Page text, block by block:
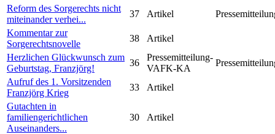
Reform des Sorgerechts nicht
miteinander verhei...
37 Artikel
Kommentar zur
Sorgerechtsnovelle
38
Artikel
Herzlichen Glückwunsch zum
Geburtstag, Franzjörg!
36
Pressemitteilung-
VAFK-KA
Aufruf des 1. Vorsitzenden
Franzjörg Krieg
33
Artikel
Gutachten in
familiengerichtlichen
Auseinanders...
30 Artikel